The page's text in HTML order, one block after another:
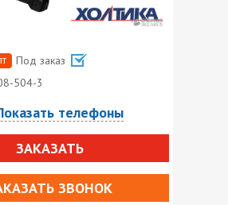
Под заказ
504-3
телефоны
ЗАКАЗАТЬ
ЗВОНОК